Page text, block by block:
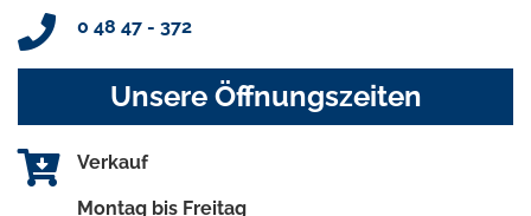
0 48 47 - 372
Unsere Öffnungszeiten
Verkauf
Montag bis Freitag